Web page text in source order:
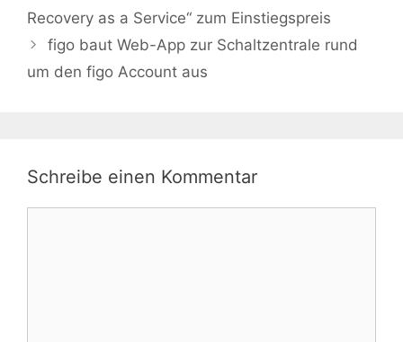
Recovery as a Service“ zum Einstiegspreis
figo baut Web-App zur Schaltzentrale rund
um den figo Account aus
Schreibe einen Kommentar